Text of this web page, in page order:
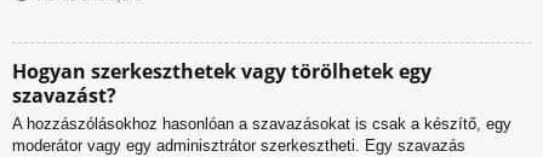
Hogyan szerkeszthetek vagy törölhetek egy
szavazást?
A hozzászólásokhoz hasonlóan a szavazásokat is csak a készítő, egy
moderátor vagy egy adminisztrátor szerkesztheti. Egy szavazás